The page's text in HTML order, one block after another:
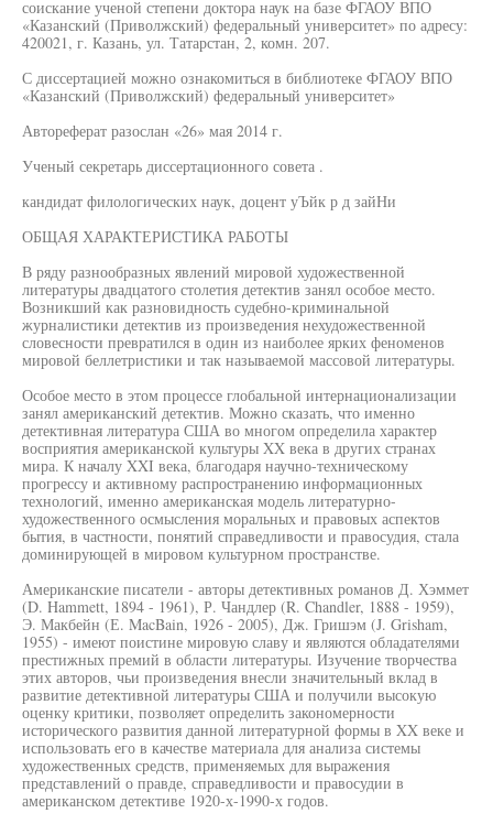
соискание ученой степени доктора наук на базе ФГАОУ ВПО
«Казанский (Приволжский) федеральный университет» по адресу:
420021, г. Казань, ул. Татарстан, 2, комн. 207.
С диссертацией можно ознакомиться в библиотеке ФГАОУ ВПО
«Казанский (Приволжский) федеральный университет»
Автореферат разослан «26» мая 2014 г.
Ученый секретарь диссертационного совета .
кандидат филологических наук, доцент уЪйк р д зайНи
ОБЩАЯ ХАРАКТЕРИСТИКА РАБОТЫ
В ряду разнообразных явлений мировой художественной
литературы двадцатого столетия детектив занял особое место.
Возникший как разновидность судебно-криминальной
журналистики детектив из произведения нехудожественной
словесности превратился в один из наиболее ярких феноменов
мировой беллетристики и так называемой массовой литературы.
Особое место в этом процессе глобальной интернационализации
занял американский детектив. Можно сказать, что именно
детективная литература США во многом определила характер
восприятия американской культуры XX века в других странах
мира. К началу XXI века, благодаря научно-техническому
прогрессу и активному распространению информационных
технологий, именно американская модель литературно-
художественного осмысления моральных и правовых аспектов
бытия, в частности, понятий справедливости и правосудия, стала
доминирующей в мировом культурном пространстве.
Американские писатели - авторы детективных романов Д. Хэммет
(D. Hammett, 1894 - 1961), Р. Чандлер (R. Chandler, 1888 - 1959),
Э. Макбейн (Е. MacBain, 1926 - 2005), Дж. Гришэм (J. Grisham,
1955) - имеют поистине мировую славу и являются обладателями
престижных премий в области литературы. Изучение творчества
этих авторов, чьи произведения внесли значительный вклад в
развитие детективной литературы США и получили высокую
оценку критики, позволяет определить закономерности
исторического развития данной литературной формы в XX веке и
использовать его в качестве материала для анализа системы
художественных средств, применяемых для выражения
представлений о правде, справедливости и правосудии в
американском детективе 1920-х-1990-х годов.